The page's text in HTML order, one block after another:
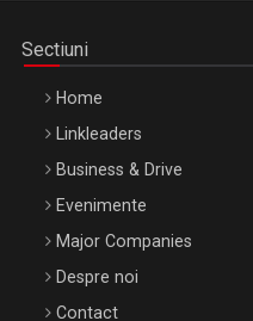
Be Inspired. Make it Happen!,
Octombrie
Sectiuni
Home
Linkleaders
Business & Drive
Evenimente
Major Companies
Despre noi
Contact